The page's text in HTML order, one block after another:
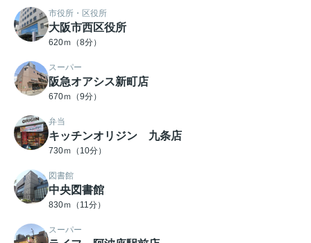
市役所・区役所
大阪市西区役所
620ｍ（8分）
スーパー
阪急オアシス新町店
670ｍ（9分）
弁当
キッチンオリジン 九条店
730ｍ（10分）
図書館
中央図書館
830ｍ（11分）
スーパー